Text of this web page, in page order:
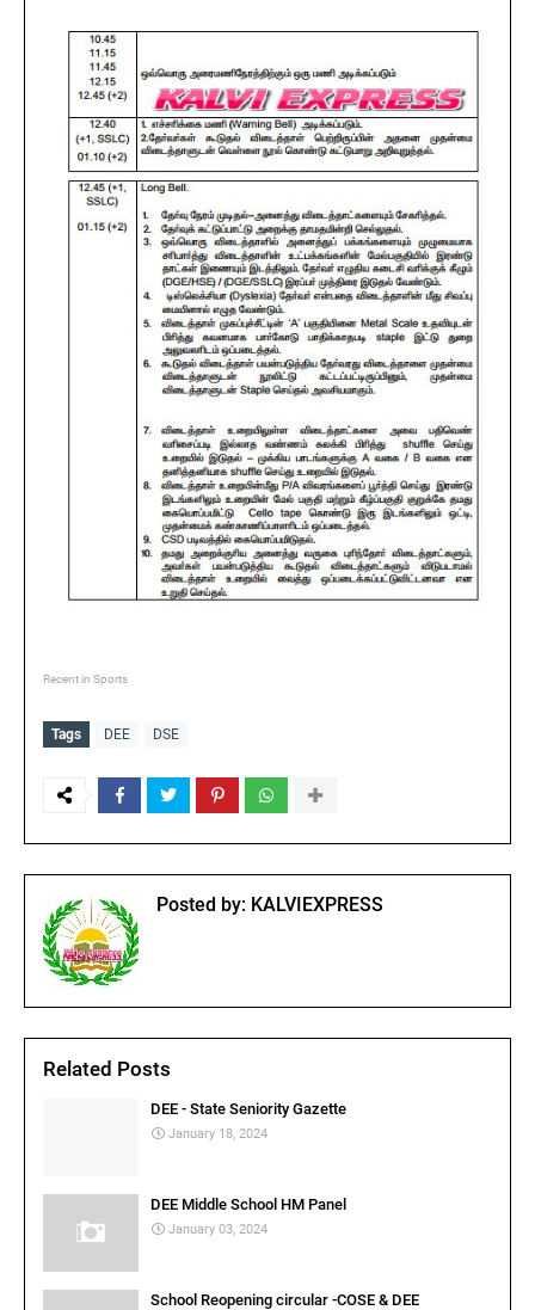
Recent in Sports
Tags DEE DSE
Posted by: KALVIEXPRESS
Related Posts
DEE - State Seniority Gazette
January 18, 2024
DEE Middle School HM Panel
January 03, 2024
School Reopening circular -COSE & DEE